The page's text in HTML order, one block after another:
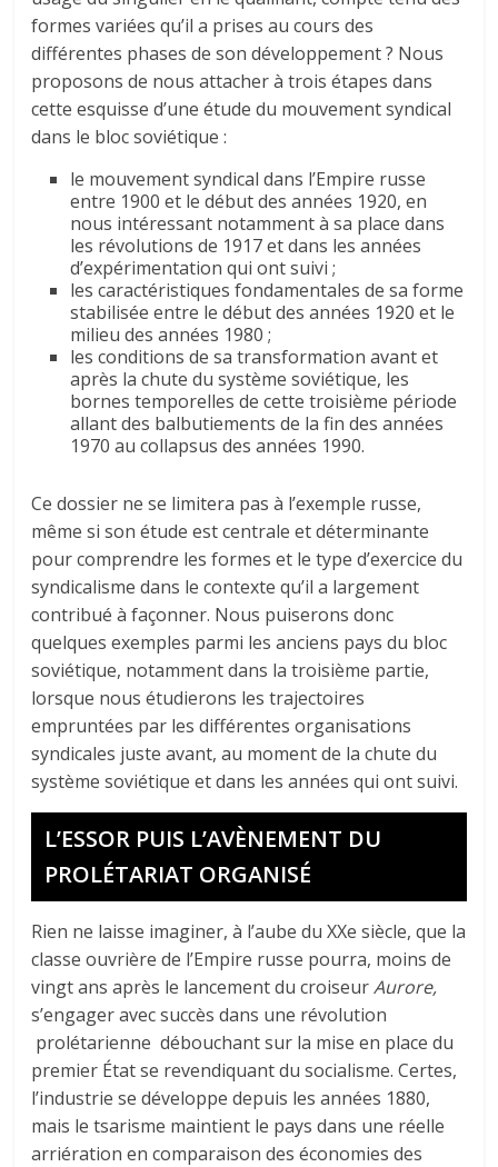
formes variées qu’il a prises au cours des
différentes phases de son développement ? Nous
proposons de nous attacher à trois étapes dans
cette esquisse d’une étude du mouvement syndical
dans le bloc soviétique :
le mouvement syndical dans l’Empire russe
entre 1900 et le début des années 1920, en
nous intéressant notamment à sa place dans
les révolutions de 1917 et dans les années
d’expérimentation qui ont suivi ;
les caractéristiques fondamentales de sa forme
stabilisée entre le début des années 1920 et le
milieu des années 1980 ;
les conditions de sa transformation avant et
après la chute du système soviétique, les
bornes temporelles de cette troisième période
allant des balbutiements de la fin des années
1970 au collapsus des années 1990.
Ce dossier ne se limitera pas à l’exemple russe,
même si son étude est centrale et déterminante
pour comprendre les formes et le type d’exercice du
syndicalisme dans le contexte qu’il a largement
contribué à façonner. Nous puiserons donc
quelques exemples parmi les anciens pays du bloc
soviétique, notamment dans la troisième partie,
lorsque nous étudierons les trajectoires
empruntées par les différentes organisations
syndicales juste avant, au moment de la chute du
système soviétique et dans les années qui ont suivi.
L’ESSOR PUIS L’AVÈNEMENT DU
PROLÉTARIAT ORGANISÉ
Rien ne laisse imaginer, à l’aube du XXe siècle, que la
classe ouvrière de l’Empire russe pourra, moins de
vingt ans après le lancement du croiseurAurore,
s’engager avec succès dans une révolution
prolétarienne débouchant sur la mise en place du
premier État se revendiquant du socialisme. Certes,
l’industrie se développe depuis les années 1880,
mais le tsarisme maintient le pays dans une réelle
arriération en comparaison des économies des